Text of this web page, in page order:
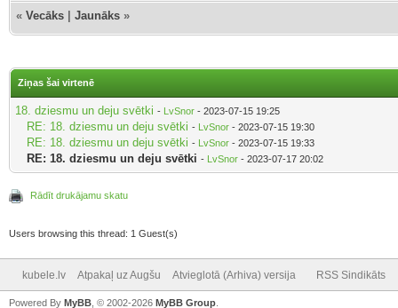
« Vecāks Jaunāks »
Ziņas šai virtenē
18. dziesmu un deju svētki - LvSnor - 2023-07-15 19:25
RE: 18. dziesmu un deju svētki - LvSnor - 2023-07-15 19:30
RE: 18. dziesmu un deju svētki - LvSnor - 2023-07-15 19:33
RE: 18. dziesmu un deju svētki - LvSnor - 2023-07-17 20:02
Rādīt drukājamu skatu
Users browsing this thread: 1 Guest(s)
kubele.lv Atpakaļ uz Augšu Atvieglotā (Arhiva) versija RSS Sindikāts
Powered By MyBB , © 2002-2026 MyBB Group